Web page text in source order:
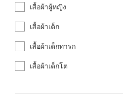
เสื้อผ้าผู้หญิง
เสื้อผ้าเด็ก
เสื้อผ้าเด็กทารก
เสื้อผ้าเด็กโต